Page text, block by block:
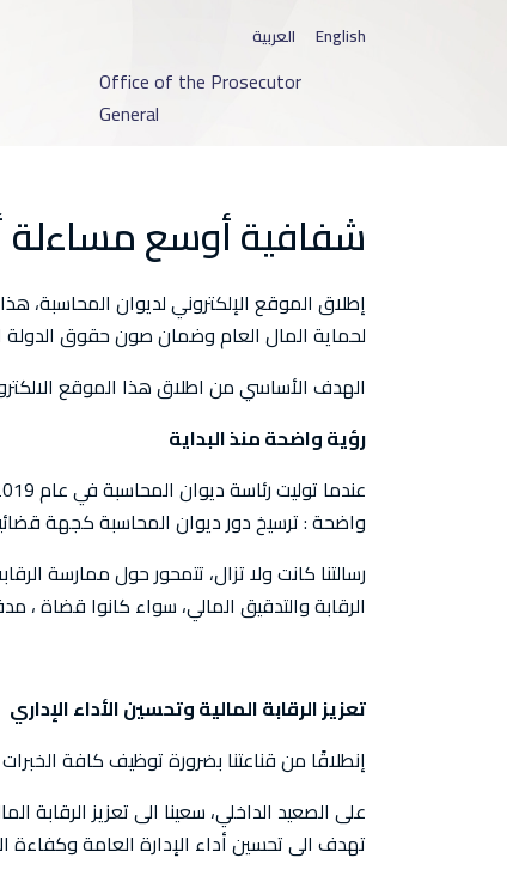
العربية English
Office of the Prosecutor
General
شفافية أوسع
إطلاق الموقع الإلكتروني لديوان
لحماية المال العام وضمان صون حقوق الدولة
الهدف الأساسي من اطلاق هذا الموقع
رؤية واضحة منذ البداية
واضحة : ترسيخ دور ديوان المحاسبة كجهة
رسالتنا كانت ولا تزال، تتمحور حول ممارسة
الرقابة والتدقيق المالي، سواء كانوا قضاة
تعزيز الرقابة المالية وتحسين الأداء الإداري
إنطلاقًا من قناعتنا بضرورة توظيف كافة
على الصعيد الداخلي، سعينا الى تعزيز الرقابة
تهدف الى تحسين أداء الإدارة العامة